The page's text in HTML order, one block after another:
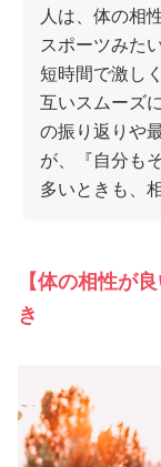
人は、体の相
スポーツみた
短時間で激し
互いスムーズ
の振り返りや
が、『自分も
多いときも、
【体の相性が
き